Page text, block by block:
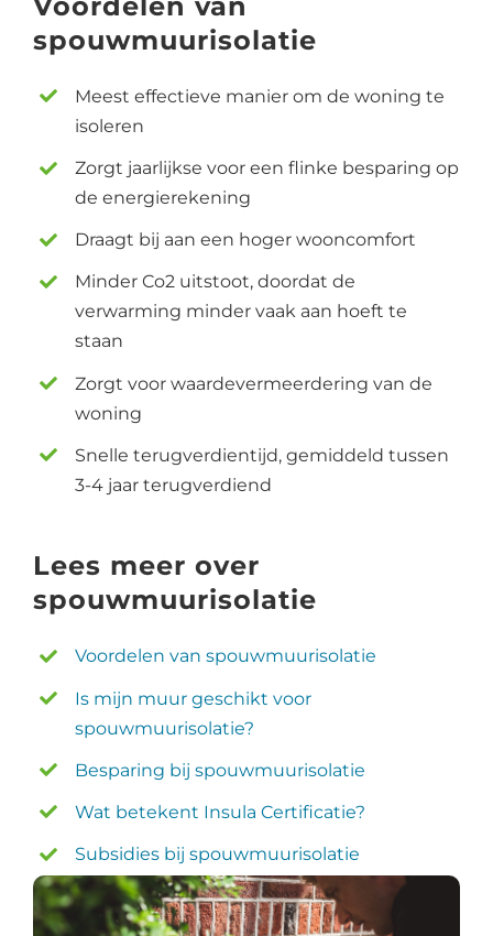
spouwmuurisolatie
Meest effectieve manier om de woning te
isoleren
Zorgt jaarlijkse voor een flinke besparing op
de energierekening
Draagt bij aan een hoger wooncomfort
Minder Co2 uitstoot, doordat de
verwarming minder vaak aan hoeft te
staan
Zorgt voor waardevermeerdering van de
woning
Snelle terugverdientijd, gemiddeld tussen
3-4 jaar terugverdiend
Lees meer over
spouwmuurisolatie
Voordelen van spouwmuurisolatie
Is mijn muur geschikt voor
spouwmuurisolatie?
Besparing bij spouwmuurisolatie
Wat betekent Insula Certificatie?
Subsidies bij spouwmuurisolatie